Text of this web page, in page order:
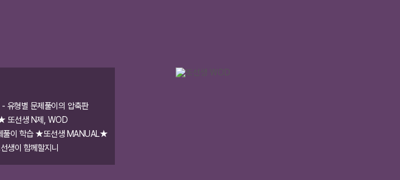
유형별 문제풀이의 압축판
또선생 N제, WOD
풀이 학습 ★또선생 MANUAL★
생이 함께할지니